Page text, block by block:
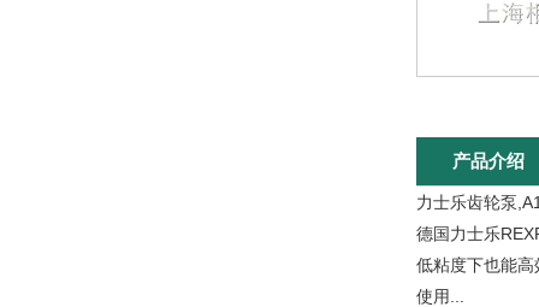
产品介绍
力士乐齿轮泵
德国力士乐
低粘度下也能
使用...